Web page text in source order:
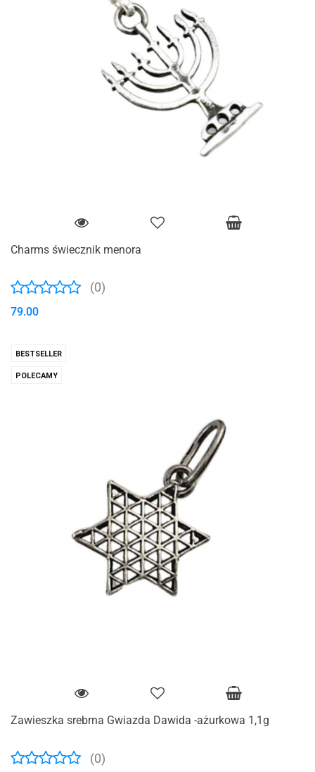
Charms świecznik menora
(0)
79.00
BESTSELLER
POLECAMY
Zawieszka srebrna Gwiazda Dawida -ażurkowa 1,1g
(0)